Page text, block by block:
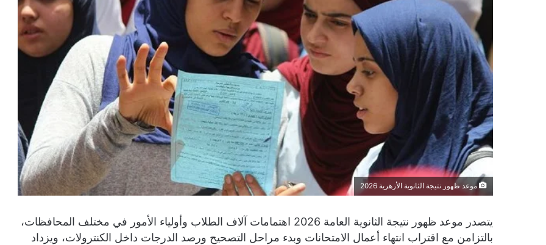
موعد ظهور نتيجة الثانوية الأزهرية 2026
يتصدر موعد ظهور نتيجة الثانوية العامة 2026 اهتمامات آلاف الطلاب وأولياء الأمور في مختلف المحافظات،
بالتزامن مع اقتراب انتهاء أعمال الامتحانات وبدء مراحل التصحيح ورصد الدرجات داخل الكنترولات، ويزداد